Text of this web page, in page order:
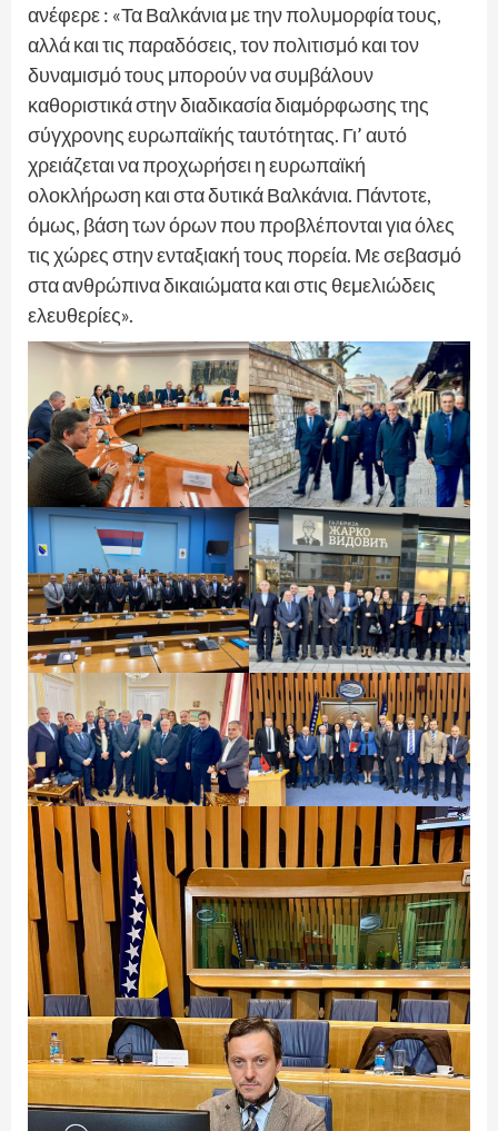
ανέφερε : «Τα Βαλκάνια με την πολυμορφία τους,
αλλά και τις παραδόσεις, τον πολιτισμό και τον
δυναμισμό τους μπορούν να συμβάλουν
καθοριστικά στην διαδικασία διαμόρφωσης της
σύγχρονης ευρωπαϊκής ταυτότητας. Γι’ αυτό
χρειάζεται να προχωρήσει η ευρωπαϊκή
ολοκλήρωση και στα δυτικά Βαλκάνια. Πάντοτε,
όμως, βάση των όρων που προβλέπονται για όλες
τις χώρες στην ενταξιακή τους πορεία. Με σεβασμό
στα ανθρώπινα δικαιώματα και στις θεμελιώδεις
ελευθερίες».